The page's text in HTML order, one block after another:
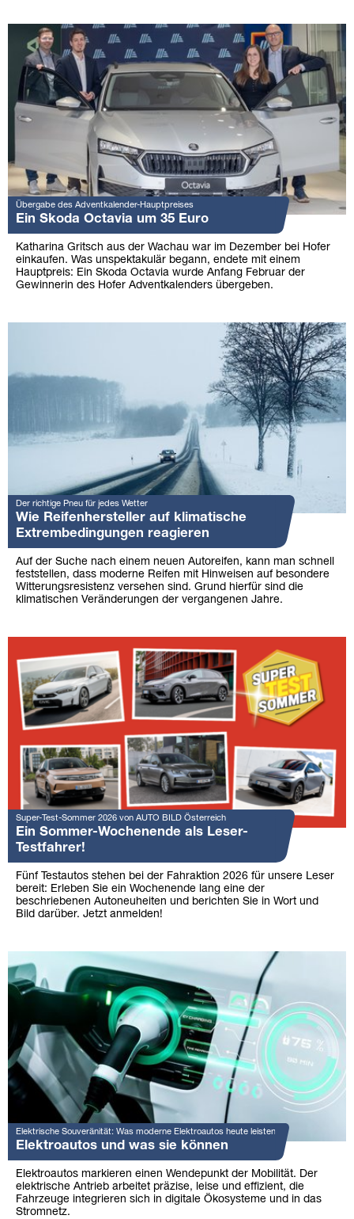
Übergabe des Adventkalender-Hauptpreises
Ein Skoda Octavia um 35 Euro
Katharina Gritsch aus der Wachau war im Dezember bei Hofer
einkaufen. Was unspektakulär begann, endete mit einem
Hauptpreis: Ein Skoda Octavia wurde Anfang Februar der
Gewinnerin des Hofer Adventkalenders übergeben.
Der richtige Pneu für jedes Wetter
Wie Reifenhersteller auf klimatische
Extrembedingungen reagieren
Auf der Suche nach einem neuen Autoreifen, kann man schnell
feststellen, dass moderne Reifen mit Hinweisen auf besondere
Witterungsresistenz versehen sind. Grund hierfür sind die
klimatischen Veränderungen der vergangenen Jahre.
Super-Test-Sommer 2026 von AUTO BILD Österreich
Ein Sommer-Wochenende als Leser-
Testfahrer!
Fünf Testautos stehen bei der Fahraktion 2026 für unsere Leser
bereit: Erleben Sie ein Wochenende lang eine der
beschriebenen Autoneuheiten und berichten Sie in Wort und
Bild darüber. Jetzt anmelden!
Elektrische Souveränität: Was moderne Elektroautos heute leisten
Elektroautos und was sie können
Elektroautos markieren einen Wendepunkt der Mobilität. Der
elektrische Antrieb arbeitet präzise, leise und effizient, die
Fahrzeuge integrieren sich in digitale Ökosysteme und in das
Stromnetz.